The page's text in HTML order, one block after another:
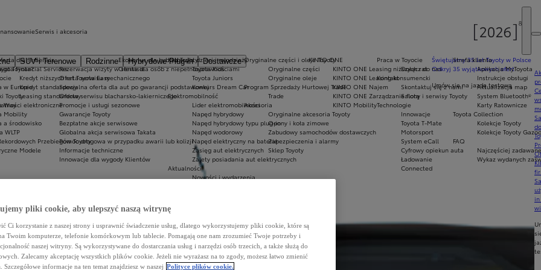
SUV i Terenowe Rodzinne Hybrydowe Plug-in
Dostawcze
Ekobonus dla hybryd Toyoty
Oferta dla osób z niepełnosprawnościami
Świętujemy 35 lat Toyoty w Polsce
Odkryj 35 wyjątkowych ofert
Umów się na jazdę testową
Toyota?
w Europie
Toyoty
Way
Mobility
a środowisko
WLTP
Przebiegów Toyoty
Modele
Kluby dla dzieci i młodzieży
Toyota Kids
Toyota Juniors
Konkurs Dream Car
Elektromobilność
Lider elektromobilności
Napęd hybrydowy
Napęd hybrydowy typu plug-in
Napęd wodorowy
Napęd elektryczny na baterię
Zasięg aut elektrycznych
Zalety posiadania aut elektrycznych
Aktualności
Nowości i wydarzenia
Praca w Toyocie
Dołącz do nas
Kontakt
Skontaktuj się z nami
Salony i serwisy Toyoty
Technologie
Innowacje
Toyota T-Mate
Motorsport
System eCall
Cyfrowy opiekun auta
Ładowanie
Connected
dla firm
Financial Services
Kredyt niższych rat Toyota Easy
Kredyt standardowy
Leasing standardowy
elektroniczne
KINTO ONE
KINTO ONE Leasing niższych rat
KINTO ONE Leasing konsumencki
KINTO ONE Najem
KINTO ONE Zarządzanie flotą
KINTO Mobility
Serwis i akcesoria
Serwis
Rezerwacja wizyty w serwisie
Oferta serwisu mechanicznego
Specjalna oferta dla aut po gwarancji podstawowej
Oferta serwisu blacharsko-lakierniczego
Promocje i usługi sezonowe
Gwarancje Toyoty
Bezpłatne akcje serwisowe
Globalna akcja serwisowa Takata
Pomoc drogowa w przypadku awarii lub kolizji
Informacje techniczne
Innowacje dla wygody Klientów
Oryginalne części i oleje Toyoty
Oryginalne części
Oryginalne oleje
Program Sprzedaży Hurtowej Trade
Trade
Akcesoria
Oryginalne akcesoria Toyoty
Opony i koła zimowe
Zabudowy samochodów dostawczych
Zabezpieczenia i alarmy
Sklep Toyoty
Strefa klienta
Aplikacja MyToyota
Instrukcje obsługi
Aktualizacja map
System Bluetooth®
Karty Ratownicze
Toyota Collection
Kolekcje Toyoty
Kolekcje Toyoty
FAQ
Najczęściej
Wykaz wydanych
pliki cookie, aby ulepszyć naszą witrynę
Ci korzystanie z naszej strony i usprawnić świadczenie usług, dlatego wykorzystujemy pliki cookie, które są
Twoim komputerze, telefonie komórkowym lub tablecie. Pomagają one nam zrozumieć Twoje potrzeby i
naszej witryny. Są wykorzystywane do dostarczania usług i narzędzi osób trzecich, a także służą do
Zalecamy akceptację wszystkich plików cookie. Jeżeli nie wyrażasz na to zgody, możesz łatwo zmienić
Szczegółowe informacje na ten temat znajdziesz w naszej Polityce plików cookie.